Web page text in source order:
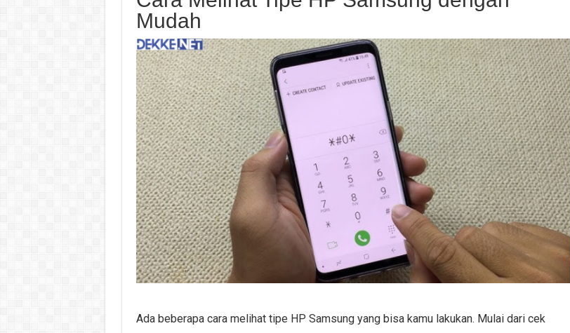
Mudah
Ada beberapa cara melihat tipe HP Samsung yang bisa kamu lakukan. Mulai dari cek